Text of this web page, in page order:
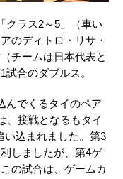
クラス2～5」（車い
のディトロ・リサ・
チームは日本代表と
合のダブルス。
んでくるタイのペア
、接戦となるもタイ
い込まれました。第3
しましたが、第4ゲ
の試合は、ゲームカ